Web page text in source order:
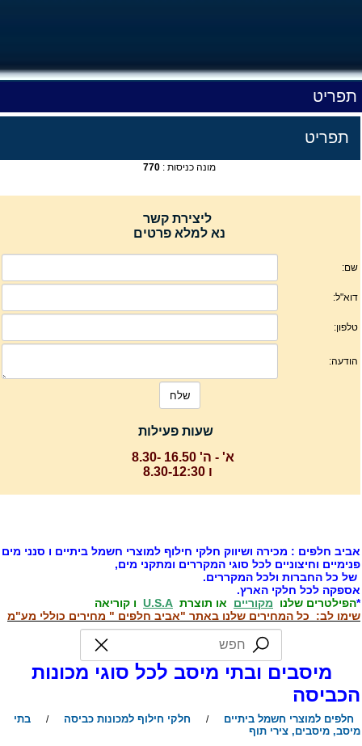
תפריט
תפריט
מונה כניסות : 770
ליצירת קשר
נא למלא פרטים
שעות פעילות
א' - ה' 16.50 -8.30
ו 8.30-12:30
חלפים : מכירה ושיווק חלקי חילוף למוצרי חשמל ביתיים ו סנני מים
וחיצוניים לכל סוגי המקררים ומתקני מים,
כל החברות ולכל המקררים.
לכל חלקי הארץ.
הפילטרים שלנו מקורייםאו תוצרת U.S.Aו קוריאה
לב: כל המחירים שלנו באתר "אביב חלפים " מחירים כוללי מע"מ
ובתי מיסב לכל סוגי מכונות
חלפים למוצרי חשמל ביתיים חלקי חילוף למכונות כביסה
בתי
מיסבים, צירי תוף